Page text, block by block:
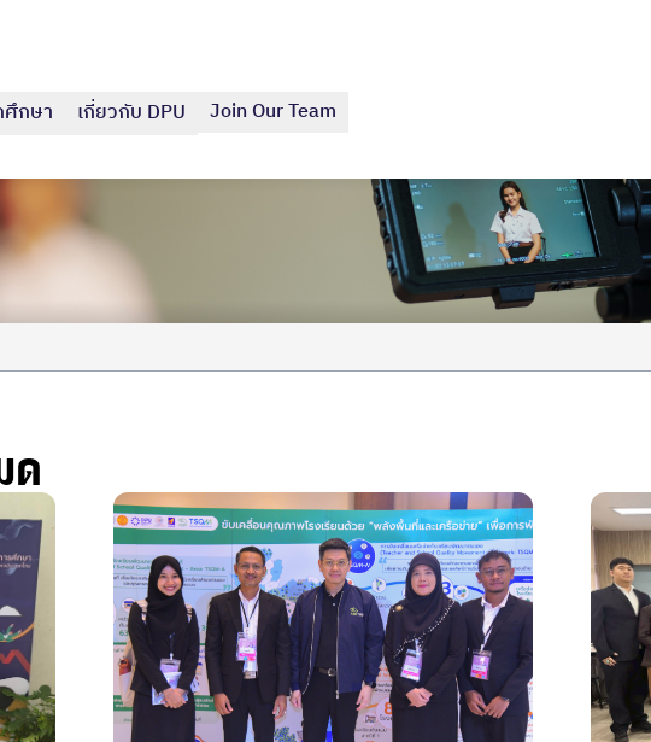
กษา เกี่ยวกับ DPU Join Our Team
ด